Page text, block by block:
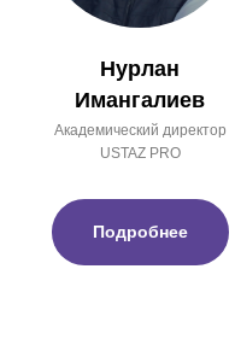
Академический директор
USTAZ PRO
Нурлан
Имангалиев
Подробнее